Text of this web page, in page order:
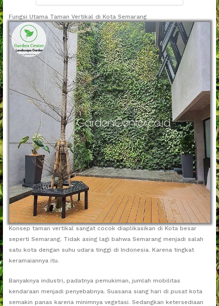
Fungsi Utama Taman Vertikal di Kota Semarang
Konsep taman vertikal sangat cocok diaplikasikan di Kota besar
seperti Semarang. Tidak asing lagi bahwa Semarang menjadi salah
satu kota dengan suhu udara tinggi di Indonesia. Karena tingkat
keramaiannya itu.
Banyaknya industri, padatnya pemukiman, jumlah mobilitas
kendaraan menjadi penyebabnya. Suasana siang hari di pusat kota
semakin panas karena minimnya vegetasi. Sedangkan ketersediaan